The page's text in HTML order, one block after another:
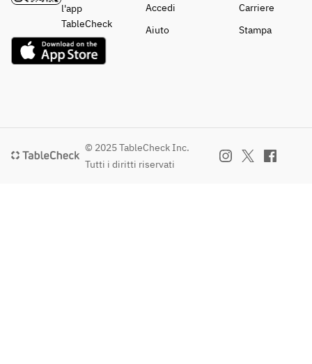
l'app
TableCheck
Accedi
Aiuto
Carriere
Stampa
© 2025 TableCheck Inc.
Tutti i diritti riservati